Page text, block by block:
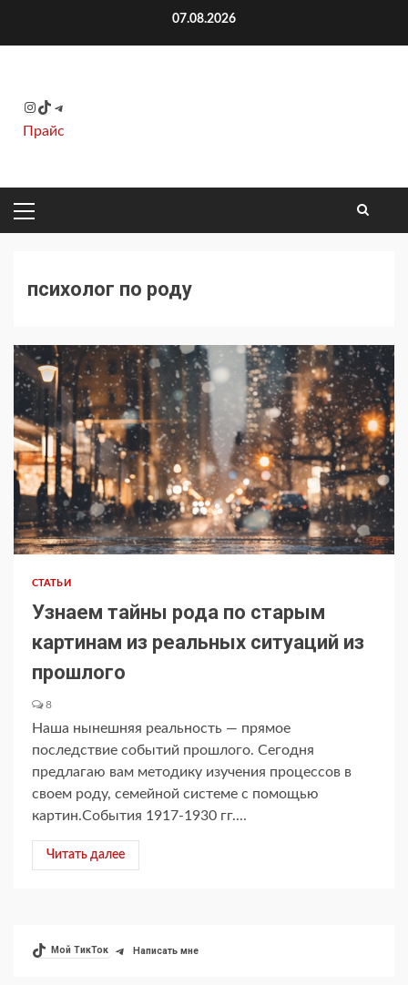
07.08.2026
Instagram
TikTok
Telegram
Прайс
ОСНОВНОЕ
МЕНЮ
психолог по роду
СТАТЬИ
Узнаем тайны рода по старым
картинам из реальных ситуаций из
прошлого
8
Наша нынешняя реальность — прямое
последствие событий прошлого. Сегодня
предлагаю вам методику изучения процессов в
своем роду, семейной системе с помощью
картин.События 1917-1930 гг....
Читать далее
Мой ТикТок Написать мне